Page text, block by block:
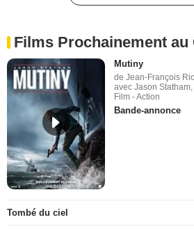
Films Prochainement au
Mutiny
de Jean-François
avec Jason
Film - Action
Bande-annonce
Tombé du ciel